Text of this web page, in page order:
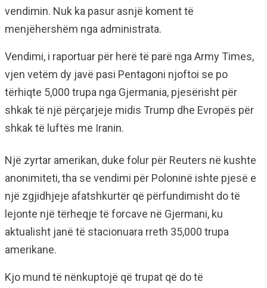
vendimin. Nuk ka pasur asnjë koment të
menjëhershëm nga administrata.
Vendimi, i raportuar për herë të parë nga Army Times,
vjen vetëm dy javë pasi Pentagoni njoftoi se po
tërhiqte 5,000 trupa nga Gjermania, pjesërisht për
shkak të një përçarjeje midis Trump dhe Evropës për
shkak të luftës me Iranin.
Një zyrtar amerikan, duke folur për Reuters në kushte
anonimiteti, tha se vendimi për Poloninë ishte pjesë e
një zgjidhjeje afatshkurtër që përfundimisht do të
lejonte një tërheqje të forcave në Gjermani, ku
aktualisht janë të stacionuara rreth 35,000 trupa
amerikane.
Kjo mund të nënkuptojë që trupat që do të